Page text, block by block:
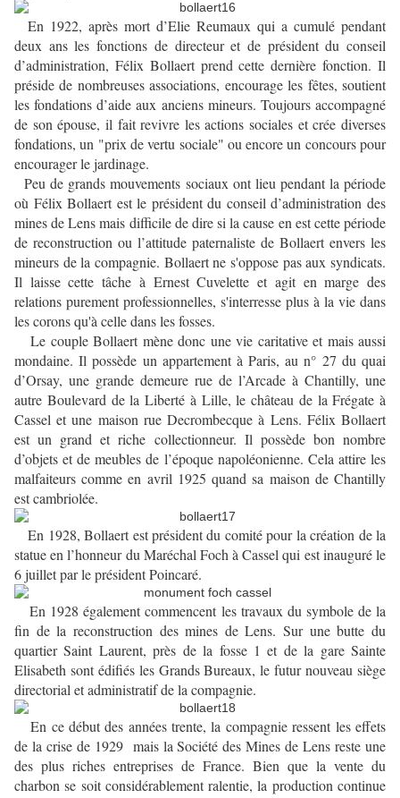
En 1922, après mort d’Elie Reumaux qui a cumulé pendant
deux ans les fonctions de directeur et de président du conseil
d’administration, Félix Bollaert prend cette dernière fonction. Il
préside de nombreuses associations, encourage les fêtes, soutient
les fondations d’aide aux anciens mineurs. Toujours accompagné
de son épouse, il fait revivre les actions sociales et crée diverses
fondations, un "prix de vertu sociale" ou encore un concours pour
encourager le jardinage.
Peu de grands mouvements sociaux ont lieu pendant la période
où Félix Bollaert est le président du conseil d’administration des
mines de Lens mais difficile de dire si la cause en est cette période
de reconstruction ou l’attitude paternaliste de Bollaert envers les
mineurs de la compagnie. Bollaert ne s'oppose pas aux syndicats.
Il laisse cette tâche à Ernest Cuvelette et agit en marge des
relations purement professionnelles, s'interresse plus à la vie dans
les corons qu'à celle dans les fosses.
Le couple Bollaert mène donc une vie caritative et mais aussi
mondaine. Il possède un appartement à Paris, au n° 27 du quai
d’Orsay, une grande demeure rue de l’Arcade à Chantilly, une
autre Boulevard de la Liberté à Lille, le château de la Frégate à
Cassel et une maison rue Decrombecque à Lens. Félix Bollaert
est un grand et riche collectionneur. Il possède bon nombre
d’objets et de meubles de l’époque napoléonienne. Cela attire les
malfaiteurs comme en avril 1925 quand sa maison de Chantilly
est cambriolée.
En 1928, Bollaert est président du comité pour la création de la
statue en l’honneur du Maréchal Foch à Cassel qui est inauguré le
6 juillet par le président Poincaré.
En 1928 également commencent les travaux du symbole de la
fin de la reconstruction des mines de Lens. Sur une butte du
quartier Saint Laurent, près de la fosse 1 et de la gare Sainte
Elisabeth sont édifiés les Grands Bureaux, le futur nouveau siège
directorial et administratif de la compagnie.
En ce début des années trente, la compagnie ressent les effets
de la crise de 1929 mais la Société des Mines de Lens reste une
des plus riches entreprises de France. Bien que la vente du
charbon se soit considérablement ralentie, la production continue